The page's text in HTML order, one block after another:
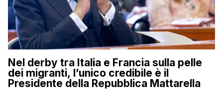
Nel derby tra Italia e Francia sulla pelle
dei migranti, l’unico credibile è il
Presidente della Repubblica Mattarella